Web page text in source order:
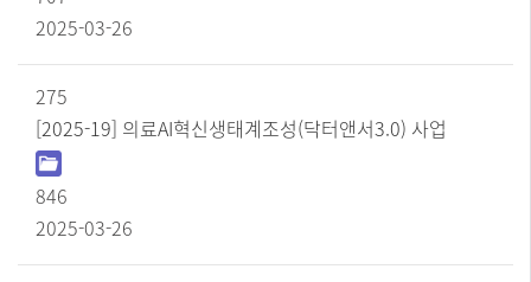
회
정
2025-03-26
275
[2025-19] 의료AI혁신생태계조성(닥터앤서3.0) 사업
846
2025-03-26